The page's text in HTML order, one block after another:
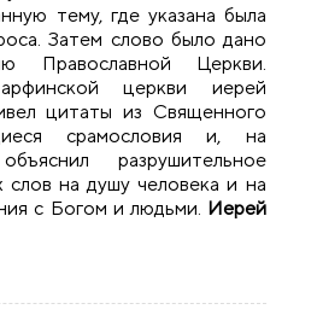
тему, где указана была
Затем слово было дано
Православной Церкви.
церкви иерей
цитаты из Священного
срамословия и, на
разрушительное
слов на душу человека и на
с Богом и людьми. Иерей
Гродно